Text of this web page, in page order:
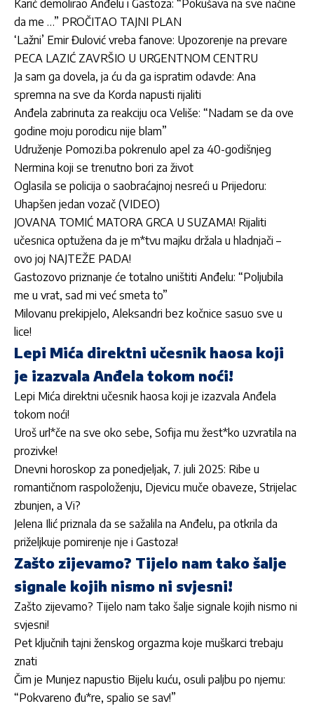
Karić demolirao Anđelu i Gastoza: “Pokušava na sve načine
da me …” PROČITAO TAJNI PLAN
‘Lažni’ Emir Đulović vreba fanove: Upozorenje na prevare
PECA LAZIĆ ZAVRŠIO U URGENTNOM CENTRU
Ja sam ga dovela, ja ću da ga ispratim odavde: Ana
spremna na sve da Korda napusti rijaliti
Anđela zabrinuta za reakciju oca Veliše: “Nadam se da ove
godine moju porodicu nije blam”
Udruženje Pomozi.ba pokrenulo apel za 40-godišnjeg
Nermina koji se trenutno bori za život
Oglasila se policija o saobraćajnoj nesreći u Prijedoru:
Uhapšen jedan vozač (VIDEO)
JOVANA TOMIĆ MATORA GRCA U SUZAMA! Rijaliti
učesnica optužena da je m*tvu majku držala u hladnjači –
ovo joj NAJTEŽE PADA!
Gastozovo priznanje će totalno uništiti Anđelu: “Poljubila
me u vrat, sad mi već smeta to”
Milovanu prekipjelo, Aleksandri bez kočnice sasuo sve u
lice!
Lepi Mića direktni učesnik haosa koji
je izazvala Anđela tokom noći!
Lepi Mića direktni učesnik haosa koji je izazvala Anđela
tokom noći!
Uroš url*če na sve oko sebe, Sofija mu žest*ko uzvratila na
prozivke!
Dnevni horoskop za ponedjeljak, 7. juli 2025: Ribe u
romantičnom raspoloženju, Djevicu muče obaveze, Strijelac
zbunjen, a Vi?
Jelena Ilić priznala da se sažalila na Anđelu, pa otkrila da
priželjkuje pomirenje nje i Gastoza!
Zašto zijevamo? Tijelo nam tako šalje
signale kojih nismo ni svjesni!
Zašto zijevamo? Tijelo nam tako šalje signale kojih nismo ni
svjesni!
Pet ključnih tajni ženskog orgazma koje muškarci trebaju
znati
Čim je Munjez napustio Bijelu kuću, osuli paljbu po njemu:
“Pokvareno đu*re, spalio se sav!”